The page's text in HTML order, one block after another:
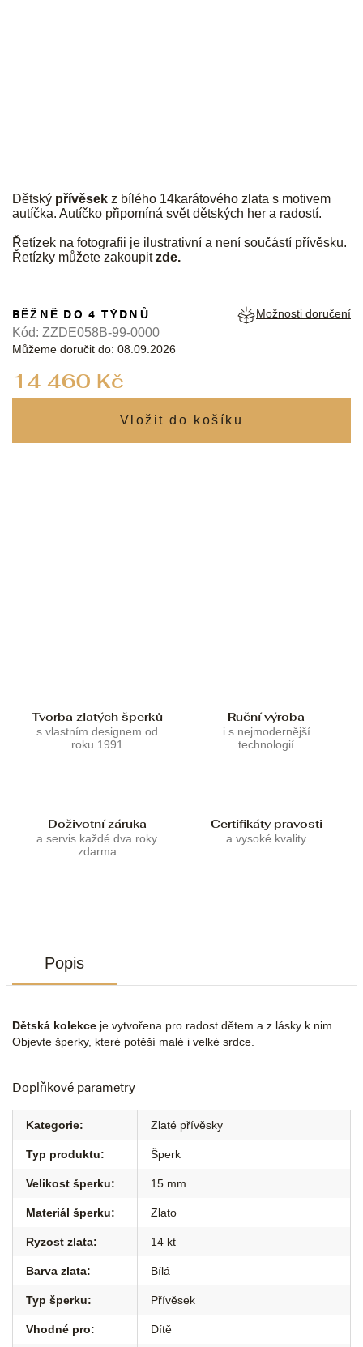
Dětský přívěsek z bílého 14karátového zlata s motivem
autíčka. Autíčko připomíná svět dětských her a radostí.
Řetízek na fotografii je ilustrativní a není součástí přívěsku.
Řetízky můžete zakoupitzde.
14 460 Kč
BĚŽNĚ DO 4 TÝDNŮ
Můžeme doručit do: 08.09.2026
Možnosti doručení
Kód: ZZDE058B-99-0000
Tvorba zlatých šperků
s vlastním designem od
roku 1991
Ruční výroba
i s nejmodernější
technologií
Doživotní záruka
a servis každé dva roky
zdarma
Certifikáty pravosti
a vysoké kvality
Popis
Dětská kolekce je vytvořena pro radost dětem a z lásky k nim.
Objevte šperky, které potěší malé i velké srdce.
Doplňkové parametry
Kategorie: Zlaté přívěsky
Typ produktu: Šperk
Velikost šperku: 15 mm
Materiál šperku: Zlato
Ryzost zlata: 14 kt
Barva zlata: Bílá
Typ šperku: Přívěsek
Vhodné pro: Dítě